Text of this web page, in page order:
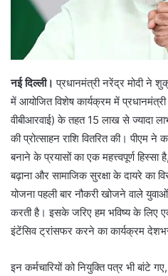
नई दिल्ली।प्रधानमंत्री नरेंद्र मोदी ने
में आयोजित विशेष कार्यक्रम में
वीबीआरवाई) के तहत 15 लाख से ज्यादा
की प्रोत्साहन राशि वितरित की। पीएम ने
बनाने के प्रयासों का एक महत्त्वपूर्ण
बढ़ाना और सामाजिक सुरक्षा के दायरे का
योजना पहली बार नौकरी खोजने वाले
करती है। इसके जरिए हम भविष्य के लिए
इंटेंसिव ट्रांसफर करने का कार्यक्रम
इन कर्मचारियों को नियुक्ति पत्र भी बांटे